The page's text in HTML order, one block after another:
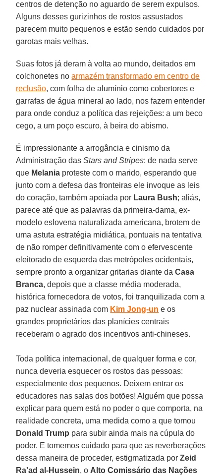
centros de detenção no aguardo de serem expulsos.
Alguns desses gurizinhos de rostos assustados
parecem muito pequenos e estão sendo cuidados por
garotas mais velhas.
Suas fotos já deram à volta ao mundo, deitados em
colchonetes noarmazém transformado em centro de
reclusão, com folha de alumínio como cobertores e
garrafas de água mineral ao lado, nos fazem entender
para onde conduz a política das rejeições: a um beco
cego, a um poço escuro, à beira do abismo.
É impressionante a arrogância e cinismo da
Administração dasStars and Stripes: de nada serve
que Melania proteste com o marido, esperando que
junto com a defesa das fronteiras ele invoque as leis
do coração, também apoiada por Laura Bush; aliás,
parece até que as palavras da primeira-dama, ex-
modelo eslovena naturalizada americana, brotem de
uma astuta estratégia midiática, pontuais na tentativa
de não romper definitivamente com o efervescente
eleitorado de esquerda das metrópoles ocidentais,
sempre pronto a organizar gritarias diante daCasa
Branca, depois que a classe média moderada,
histórica fornecedora de votos, foi tranquilizada com a
paz nuclear assinada com Kim Jong-un e os
grandes proprietários das planícies centrais
receberam o agrado dos incentivos anti-chineses.
Toda política internacional, de qualquer forma e cor,
nunca deveria esquecer os rostos das pessoas:
especialmente dos pequenos. Deixem entrar os
educadores nas salas dos botões! Alguém que possa
explicar para quem está no poder o que comporta, na
realidade concreta, uma medida como a que tomou
Donald Trump para subir ainda mais na cúpula do
poder. E tomemos cuidado para que as reverberações
dessa maneira de proceder, estigmatizada porZeid
Ra'ad al-Hussein, o Alto Comissário das Nações